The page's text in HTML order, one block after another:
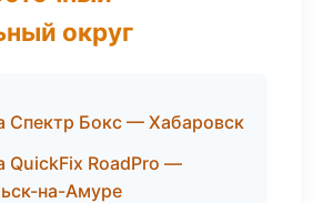
округ
Спектр Бокс — Хабаровск
QuickFix RoadPro —
на-Амуре